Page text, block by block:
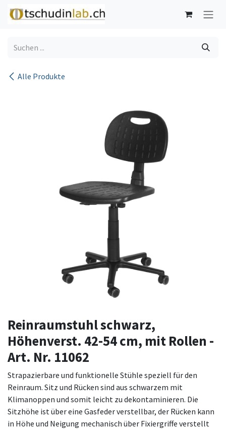
Zum Inhalt springen
Alle Produkte
Reinraumstuhl schwarz,
Höhenverst. 42-54 cm, mit Rollen -
Art. Nr. 11062
Strapazierbare und funktionelle Stühle speziell für den
Reinraum. Sitz und Rücken sind aus schwarzem mit
Klimanoppen und somit leicht zu dekontaminieren. Die
Sitzhöhe ist über eine Gasfeder verstellbar, der Rücken kann
in Höhe und Neigung mechanisch über Fixiergriffe verstellt